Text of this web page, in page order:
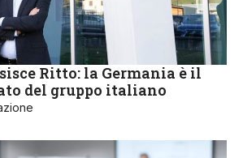
Ritto: la Germania è il
del gruppo italiano